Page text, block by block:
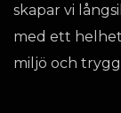
skapar vi
med ett
miljö och